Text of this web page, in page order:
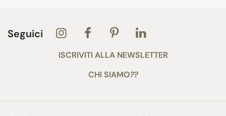
Seguici
ISCRIVITI ALLA NEWSLETTER
CHI SIAMO??